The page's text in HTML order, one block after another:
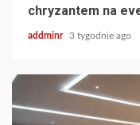
chryzantem na
addminr 3 tygodnie ago